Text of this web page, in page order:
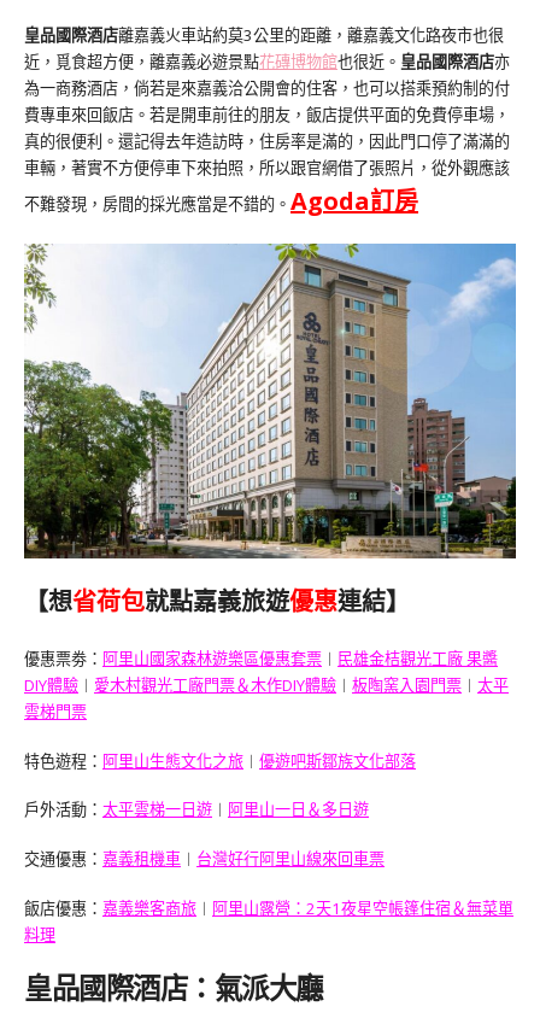
皇品國際酒店離嘉義火車站約莫3公里的距離，離嘉義文化路夜市也很
近，覓食超方便，離嘉義必遊景點花磚博物館也很近。 皇品國際酒店亦
為一商務酒店，倘若是來嘉義洽公開會的住客，也可以搭乘預約制的付
費專車來回飯店。若是開車前往的朋友，飯店提供平面的免費停車場，
真的很便利。還記得去年造訪時，住房率是滿的，因此門口停了滿滿的
車輛，著實不方便停車下來拍照，所以跟官網借了張照片，從外觀應該
不難發現，房間的採光應當是不錯的。 Agoda訂房
【想省荷包就點嘉義旅遊優惠連結】
優惠票劵： 阿里山國家森林遊樂區優惠套票 ︱ 民雄金桔觀光工廠 果醬
DIY體驗 ︱ 愛木村觀光工廠門票＆木作DIY體驗 ︱ 板陶窯入園門票 ︱ 太平
雲梯門票
特色遊程： 阿里山生態文化之旅 ︱ 優遊吧斯鄒族文化部落
戶外活動： 太平雲梯一日遊 ︱ 阿里山一日＆多日遊
交通優惠： 嘉義租機車 ︱ 台灣好行阿里山線來回車票
飯店優惠： 嘉義樂客商旅 ︱ 阿里山露營：2天1夜星空帳篷住宿＆無菜單
料理
皇品國際酒店：氣派大廳